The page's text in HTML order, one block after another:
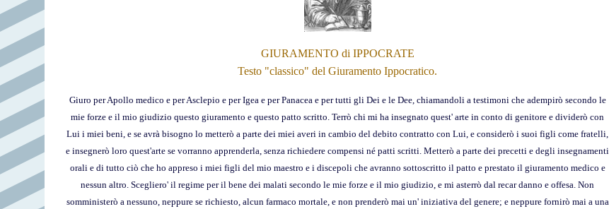
GIURAMENTO di IPPOCRATE
Testo "classico" del Giuramento Ippocratico.
Giuro per Apollo medico e per Asclepio e per Igea e per Panacea e per tutti gli Dei e le Dee, chiamandoli a testimoni che adempirò secondo le
mie forze e il mio giudizio questo giuramento e questo patto scritto. Terrò chi mi ha insegnato quest' arte in conto di genitore e dividerò con
Lui i miei beni, e se avrà bisogno lo metterò a parte dei miei averi in cambio del debito contratto con Lui, e considerò i suoi figli come fratelli,
e insegnerò loro quest'arte se vorranno apprenderla, senza richiedere compensi né patti scritti. Metterò a parte dei precetti e degli insegnamenti
orali e di tutto ciò che ho appreso i miei figli del mio maestro e i discepoli che avranno sottoscritto il patto e prestato il giuramento medico e
nessun altro. Scegliero' il regime per il bene dei malati secondo le mie forze e il mio giudizio, e mi asterrò dal recar danno e offesa. Non
somministerò a nessuno, neppure se richiesto, alcun farmaco mortale, e non prenderò mai un' iniziativa del genere; e neppure fornirò mai a una